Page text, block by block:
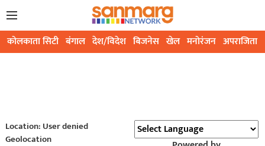
कोलकाता सिटी बंगाल देश/विदेश बिजनेस खेल मनोरंजन अपराजिता
Location: User denied
Geolocation